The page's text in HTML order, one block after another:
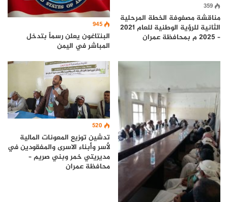
359
مناقشة مصفوفة الخطة المرحلية
الثانية للرؤية الوطنية للعام 2021
– 2025 م بمحافظة عمران
945
البنتاغون يعلن رسماً بتدخل
المباشر في اليمن
520
تدشين توزيع المعونات المالية
لأسر وأبناء الاسرى والمفقودين في
مديريتي خمر وبني صريم –
محافظة عمران